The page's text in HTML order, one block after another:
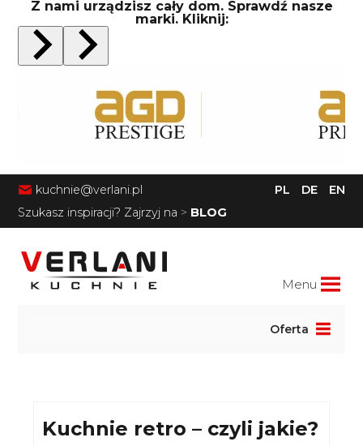
Z nami urządzisz cały dom. Sprawdź nasze
marki. Kliknij:
PL DE EN
kuchnie@verlani.pl
Szukasz inspiracji? Zajrzyj na > BLOG
Menu
Oferta
Kuchnie retro – czyli jakie?